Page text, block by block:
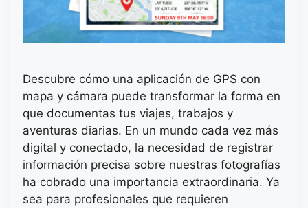
Descubre cómo una aplicación de GPS con
mapa y cámara puede transformar la forma en
que documentas tus viajes, trabajos y
aventuras diarias. En un mundo cada vez más
digital y conectado, la necesidad de registrar
información precisa sobre nuestras fotografías
ha cobrado una importancia extraordinaria. Ya
sea para profesionales que requieren